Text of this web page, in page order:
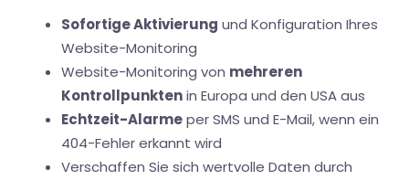
Sofortige Aktivierung und Konfiguration Ihres
Website-Monitoring
Website-Monitoring von mehreren
Kontrollpunktenin Europa und den USA aus
Echtzeit-Alarmeper SMS und E-Mail, wenn ein
404-Fehler erkannt wird
Verschaffen Sie sich wertvolle Daten durch